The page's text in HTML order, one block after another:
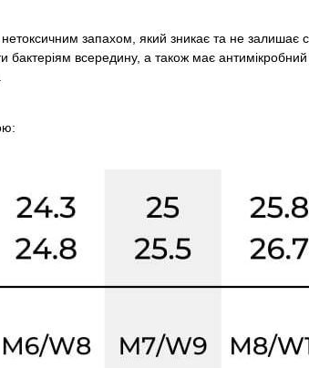
запахом, який зникає та не залишає
бактеріям всередину, а також має